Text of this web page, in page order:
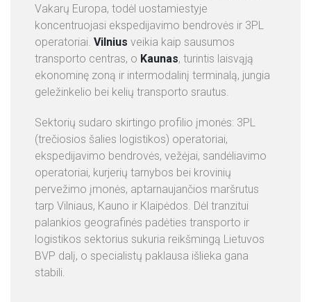
Vakarų Europa, todėl uostamiestyje
koncentruojasi ekspedijavimo bendrovės ir 3PL
operatoriai. Vilnius veikia kaip sausumos
transporto centras, o Kaunas, turintis laisvąją
ekonominę zoną ir intermodalinį terminalą, jungia
geležinkelio bei kelių transporto srautus.
Sektorių sudaro skirtingo profilio įmonės: 3PL
(trečiosios šalies logistikos) operatoriai,
ekspedijavimo bendrovės, vežėjai, sandėliavimo
operatoriai, kurjerių tarnybos bei krovinių
pervežimo įmonės, aptarnaujančios maršrutus
tarp Vilniaus, Kauno ir Klaipėdos. Dėl tranzitui
palankios geografinės padėties transporto ir
logistikos sektorius sukuria reikšmingą Lietuvos
BVP dalį, o specialistų paklausa išlieka gana
stabili.